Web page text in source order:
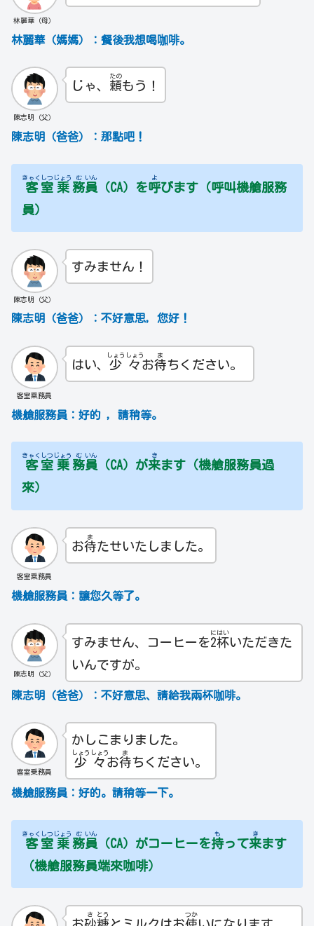
林麗華（母）
林麗華（媽媽）：餐後我想喝咖啡。
陳志明（父）
じゃ、 頼
たの
もう！
陳志明（爸爸）：那點吧！
客
きゃく
室
しつ
乗
じょう
務
む
員
いん
（CA）を呼
よ
びます（呼叫機艙服務
員）
陳志明（父）
すみません！
陳志明（爸爸）：不好意思，您好！
客室乗務員
はい、 少
しょう
々
しょう
お待
ま
ちください。
機艙服務員：好的 ，請稍等。
客
きゃく
室
しつ
乗
じょう
務
む
員
いん
（CA）が来
き
ます（機艙服務員過
來）
客室乗務員
お待
ま
たせいたしました。
機艙服務員：讓您久等了。
陳志明（父）
すみません、コーヒーを2
に
杯
はい
いただきた
いんですが。
陳志明（爸爸）：不好意思、請給我兩杯咖啡。
客室乗務員
かしこまりました。
少
しょう
々
しょう
お待
ま
ちください。
機艙服務員：好的。請稍等一下。
客
きゃく
室
しつ
乗
じょう
務
む
員
いん
（CA）がコーヒーを持
も
って来
き
ます
（機艙服務員端來咖啡）
さ とう つか